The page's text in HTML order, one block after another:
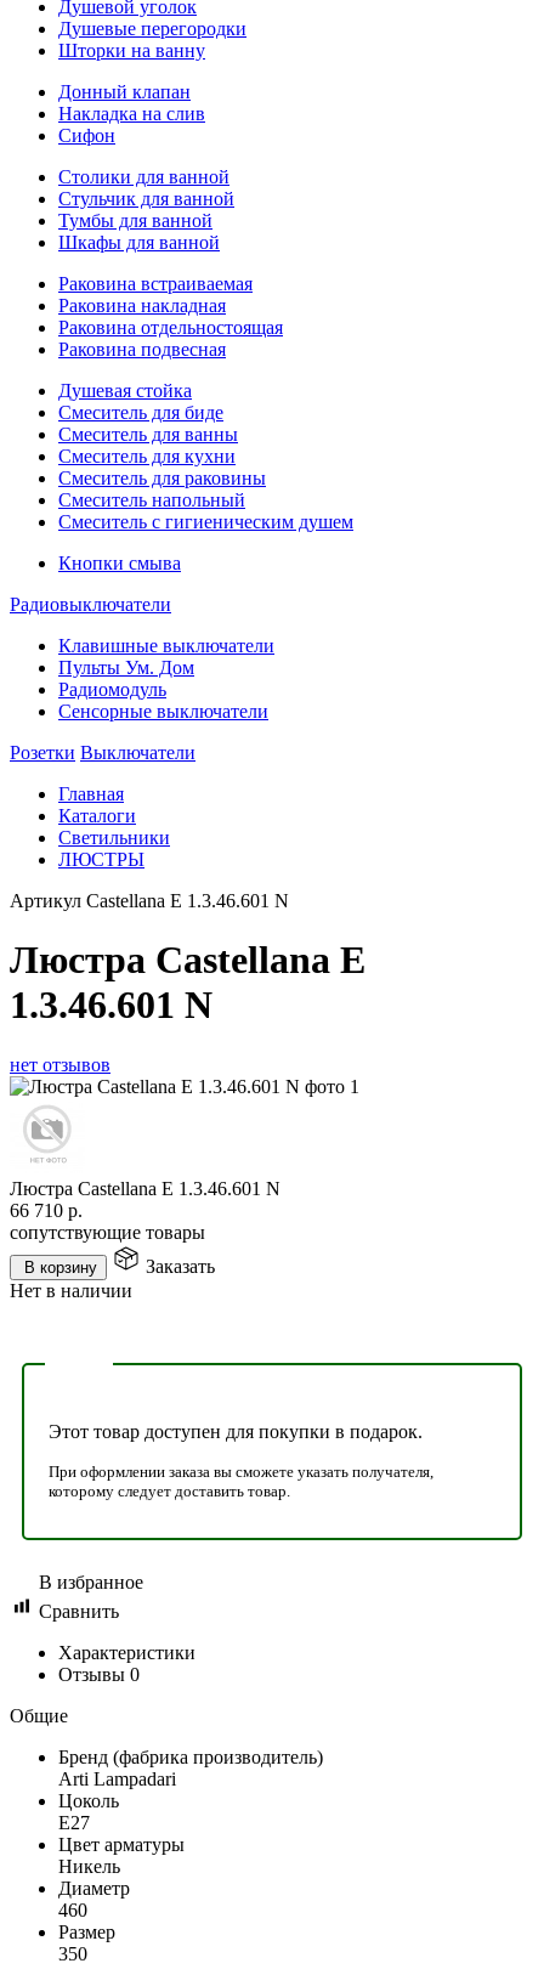
Душевой уголок
Душевые перегородки
Шторки на ванну
Донный клапан
Накладка на слив
Сифон
Столики для ванной
Стульчик для ванной
Тумбы для ванной
Шкафы для ванной
Раковина встраиваемая
Раковина накладная
Раковина отдельностоящая
Раковина подвесная
Душевая стойка
Смеситель для биде
Смеситель для ванны
Смеситель для кухни
Смеситель для раковины
Смеситель напольный
Смеситель с гигиеническим душем
Кнопки смыва
Радиовыключатели
Клавишные выключатели
Пульты Ум. Дом
Радиомодуль
Сенсорные выключатели
Розетки Выключатели
Главная
Каталоги
Светильники
ЛЮСТРЫ
Артикул Castellana E 1.3.46.601 N
Люстра Castellana E
1.3.46.601 N
нет отзывов
Люстра Castellana E 1.3.46.601 N
66 710 р.
сопутствующие товары
В корзину
Заказать
Нет в наличии
Этот товар доступен для покупки в подарок.
При оформлении заказа вы сможете указать получателя,
которому следует доставить товар.
В избранное
Сравнить
Характеристики
Отзывы 0
Общие
Бренд (фабрика производитель)
Arti Lampadari
Цоколь
E27
Цвет арматуры
Никель
Диаметр
460
Размер
350